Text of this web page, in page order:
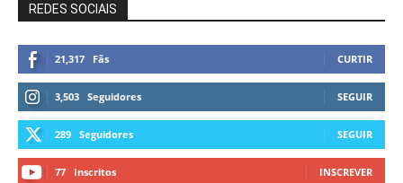
REDES SOCIAIS
21,317 Fãs CURTIR
3,503 Seguidores SEGUIR
289 Seguidores SEGUIR
77 Inscritos INSCREVER